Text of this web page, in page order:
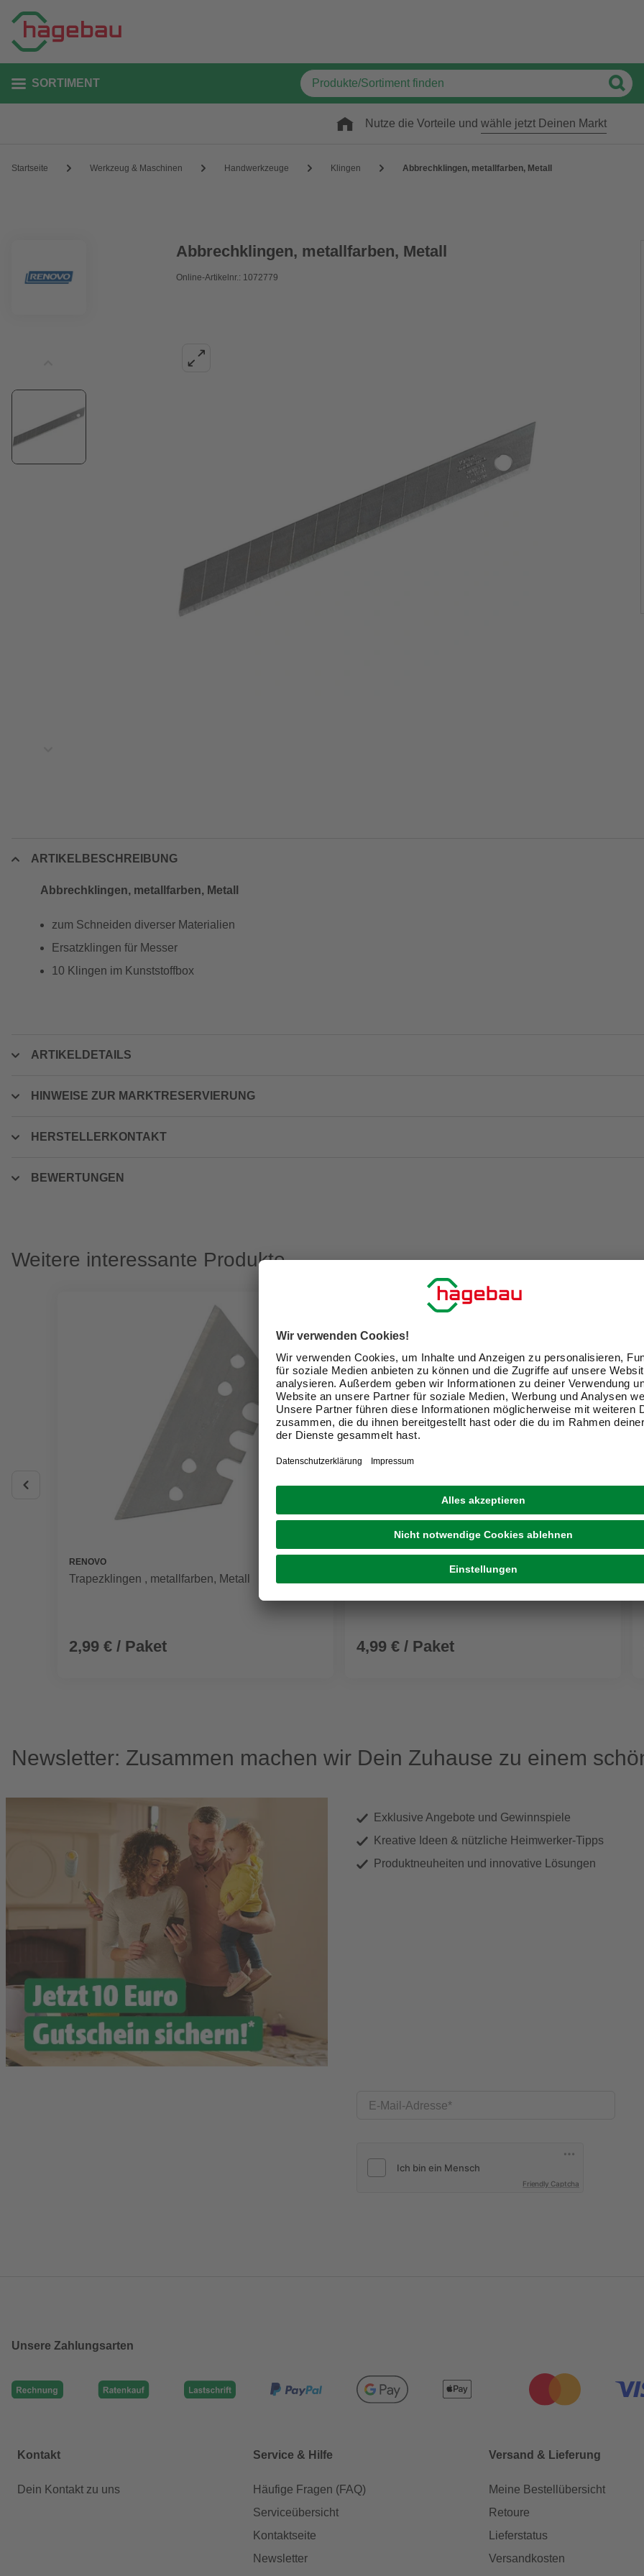
SORTIMENT
Nutze die Vorteile und wähle jetzt Deinen Markt
Startseite Werkzeug & Maschinen Handwerkzeuge Klingen Abbrechklingen, metallfarben, Metall
Abbrechklingen, metallfarben, Metall
Online-Artikelnr.: 1072779
ARTIKELBESCHREIBUNG
Abbrechklingen, metallfarben, Metall
zum Schneiden diverser Materialien
Ersatzklingen für Messer
10 Klingen im Kunststoffbox
ARTIKELDETAILS
HINWEISE ZUR MARKTRESERVIERUNG
HERSTELLERKONTAKT
BEWERTUNGEN
Weitere interessante Produkte
RENOVO
Trapezklingen , metallfarben, Metall
2,99 € / Paket
Hakenklingen, metallfarben, Metall
4,99 € / Paket
Newsletter: Zusammen machen wir Dein Zuhause zu einem
Exklusive Angebote und Gewinnspiele
Kreative Ideen & nützliche Heimwerker-Tipps
Produktneuheiten und innovative Lösungen
E-Mail-Adresse
Friendly Captcha
Unsere Zahlungsarten
Kontakt
Dein Kontakt zu uns
Service & Hilfe
Häufige Fragen (FAQ)
Serviceübersicht
Kontaktseite
Newsletter
Versand & Lieferung
Meine Bestellübersicht
Retoure
Lieferstatus
Versandkosten